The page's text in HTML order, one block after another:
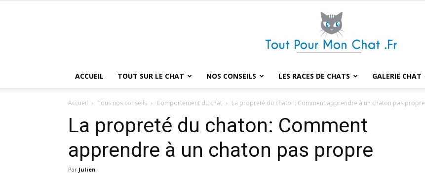
pour
ACCUEIL TOUT SUR LE CHAT NOS CONSEILS LES RACES DE CHATS GALERIE CHAT
Accueil Tous nos conseils Comportement du chat La propreté du chaton: Comment apprendre à un chaton pas propre
La propreté du chaton: Comment
apprendre à un chaton pas propre
Par Julien